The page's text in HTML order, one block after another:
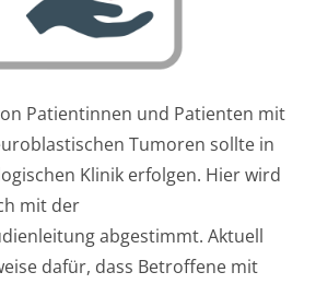
Patientinnen und Patienten mit
Tumoren sollte in
Klinik erfolgen. Hier wird
mit der
abgestimmt. Aktuell
dafür, dass Betroffene mit